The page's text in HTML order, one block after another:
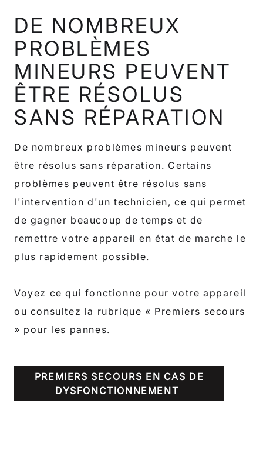
DE NOMBREUX
PROBLÈMES
MINEURS PEUVENT
ÊTRE RÉSOLUS
SANS RÉPARATION
De nombreux problèmes mineurs peuvent
être résolus sans réparation. Certains
problèmes peuvent être résolus sans
l'intervention d'un technicien, ce qui permet
de gagner beaucoup de temps et de
remettre votre appareil en état de marche le
plus rapidement possible.
Voyez ce qui fonctionne pour votre appareil
ou consultez la rubrique « Premiers secours
» pour les pannes.
PREMIERS SECOURS EN CAS DE
DYSFONCTIONNEMENT